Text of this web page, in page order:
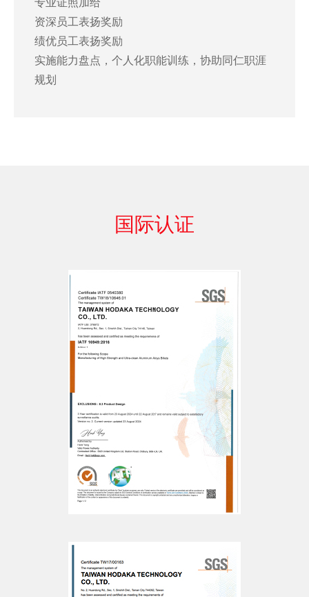
专业证照加给
资深员工表扬奖励
绩优员工表扬奖励
实施能力盘点，个人化职能训练，协助同仁职涯
规划
国际认证